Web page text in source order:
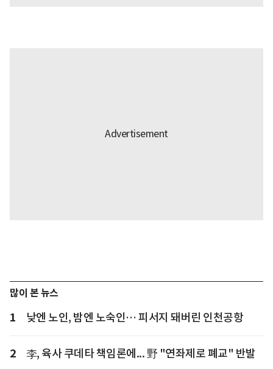
많이 본 뉴스
1 낮엔 노인, 밤엔 노숙인… 피서지 돼버린 인천공항
2 李, 육사 쿠데타 책임론에... 野 "연좌제로 폐교" 반발